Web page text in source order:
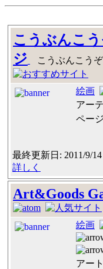
こうぶんこ
ジ
こうぶんこう
絵画
アー
ペー
最終更新日: 2011/9/
詳しく
Art&Goods
絵画
アー